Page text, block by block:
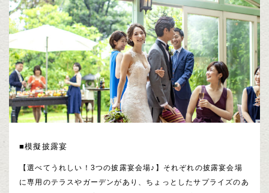
■模擬披露宴
【選べてうれしい！3つの披露宴会場♪】それぞれの披露宴会場
に専用のテラスやガーデンがあり、ちょっとしたサプライズのあ